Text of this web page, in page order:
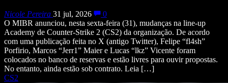
Nicole Pereira 31 jul, 2026
0
O MIBR anunciou, nesta sexta-feira (31), mudanças na line-up
Academy de Counter-Strike 2 (CS2) da organização. De acordo
com uma publicação feita no X (antigo Twitter), Felipe “fl4sh”
Porfirio, Marcos “Jerr1” Maier e Lucas “lkz” Vicente foram
colocados no banco de reservas e estão livres para ouvir propostas.
No entanto, ainda estão sob contrato. Leia […]
CS2